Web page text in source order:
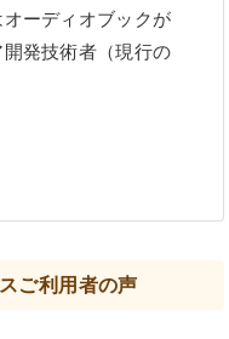
ーディオブックが
発技術者（現行の
ご利用者の声